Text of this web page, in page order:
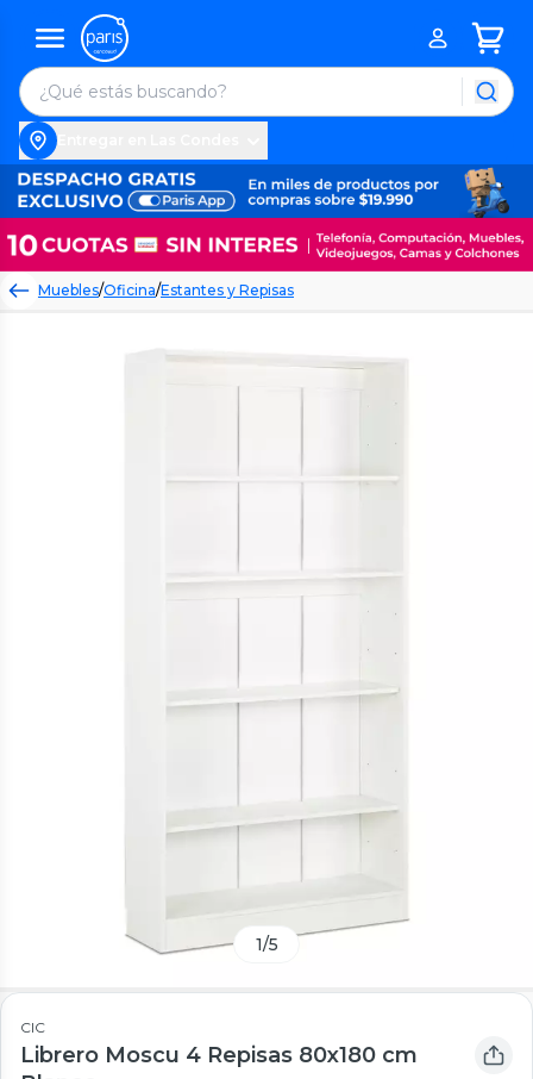
Muebles/Oficina/Estantes y Repisas
1/5
CIC
Librero Moscu 4 Repisas 80x180 cm